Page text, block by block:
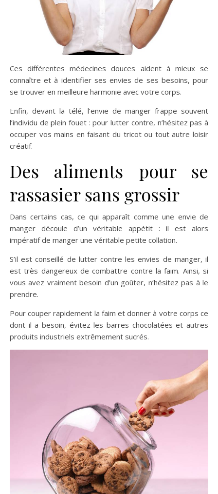
Ces différentes médecines douces aident à mieux se
connaître et à identifier ses envies de ses besoins, pour
se trouver en meilleure harmonie avec votre corps.
Enfin, devant la télé, l’envie de manger frappe souvent
l’individu de plein fouet : pour lutter contre, n’hésitez pas à
occuper vos mains en faisant du tricot ou tout autre loisir
créatif.
Des aliments pour se
rassasier sans grossir
Dans certains cas, ce qui apparaît comme une envie de
manger découle d’un véritable appétit : il est alors
impératif de manger une véritable petite collation.
S’il est conseillé de lutter contre les envies de manger, il
est très dangereux de combattre contre la faim. Ainsi, si
vous avez vraiment besoin d’un goûter, n’hésitez pas à le
prendre.
Pour couper rapidement la faim et donner à votre corps ce
dont il a besoin, évitez les barres chocolatées et autres
produits industriels extrêmement sucrés.